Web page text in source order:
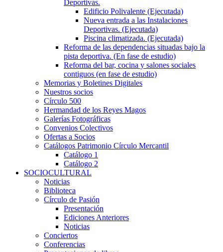
Deportivas.
Edificio Polivalente (Ejecutada)
Nueva entrada a las Instalaciones
Deportivas. (Ejecutada)
Piscina climatizada. (Ejecutada)
Reforma de las dependencias situadas bajo la
pista deportiva. (En fase de estudio)
Reforma del bar, cocina y salones sociales
contiguos (en fase de estudio)
Memorias y Boletines Digitales
Nuestros socios
Círculo 500
Hermandad de los Reyes Magos
Galerías Fotográficas
Convenios Colectivos
Ofertas a Socios
Catálogos Patrimonio Círculo Mercantil
Catálogo 1
Catálogo 2
SOCIOCULTURAL
Noticias
Biblioteca
Círculo de Pasión
Presentación
Ediciones Anteriores
Noticias
Conciertos
Conferencias